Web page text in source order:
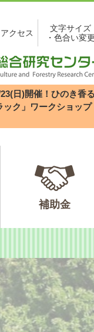
アクセス
文字サイズ
・色合い変更
23(日)開催！ひのき香
ク」ワークショップ
補助金